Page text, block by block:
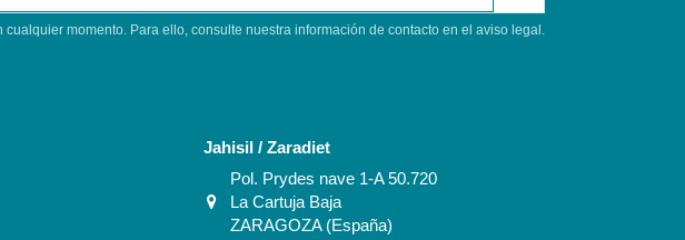
cualquier momento. Para ello, consulte nuestra información de contacto en el aviso legal.
Jahisil / Zaradiet
Pol. Prydes nave 1-A 50.720
La Cartuja Baja
ZARAGOZA (España)